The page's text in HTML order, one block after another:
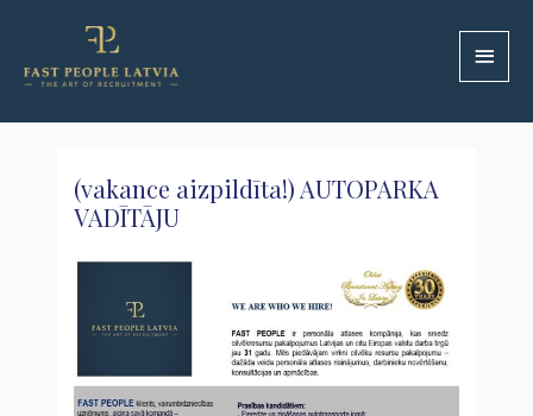
(vakance aizpildīta!) AUTOPARKA
VADĪTĀJU